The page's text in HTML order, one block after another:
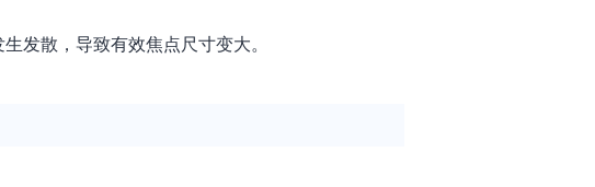
发散，导致有效焦点尺寸变大。